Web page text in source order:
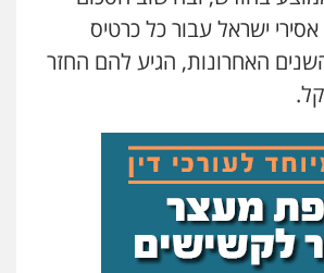
ישראל עבור כל כרטיס
האחרונות, הגיע להם החזר